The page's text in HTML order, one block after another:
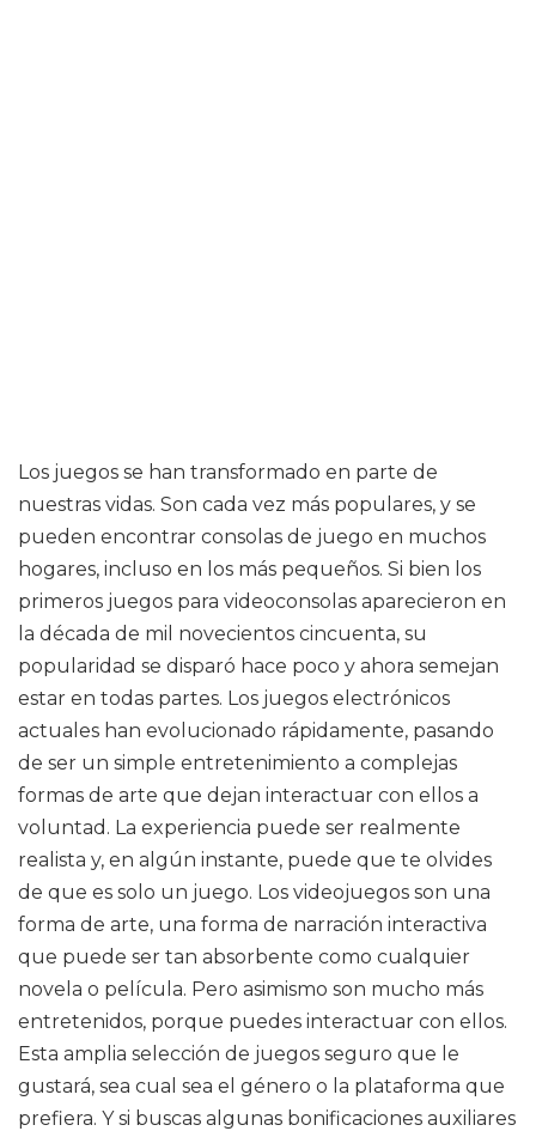
Los juegos se han transformado en parte de
nuestras vidas. Son cada vez más populares, y se
pueden encontrar consolas de juego en muchos
hogares, incluso en los más pequeños. Si bien los
primeros juegos para videoconsolas aparecieron en
la década de mil novecientos cincuenta, su
popularidad se disparó hace poco y ahora semejan
estar en todas partes. Los juegos electrónicos
actuales han evolucionado rápidamente, pasando
de ser un simple entretenimiento a complejas
formas de arte que dejan interactuar con ellos a
voluntad. La experiencia puede ser realmente
realista y, en algún instante, puede que te olvides
de que es solo un juego. Los videojuegos son una
forma de arte, una forma de narración interactiva
que puede ser tan absorbente como cualquier
novela o película. Pero asimismo son mucho más
entretenidos, porque puedes interactuar con ellos.
Esta amplia selección de juegos seguro que le
gustará, sea cual sea el género o la plataforma que
prefiera. Y si buscas algunas bonificaciones auxiliares